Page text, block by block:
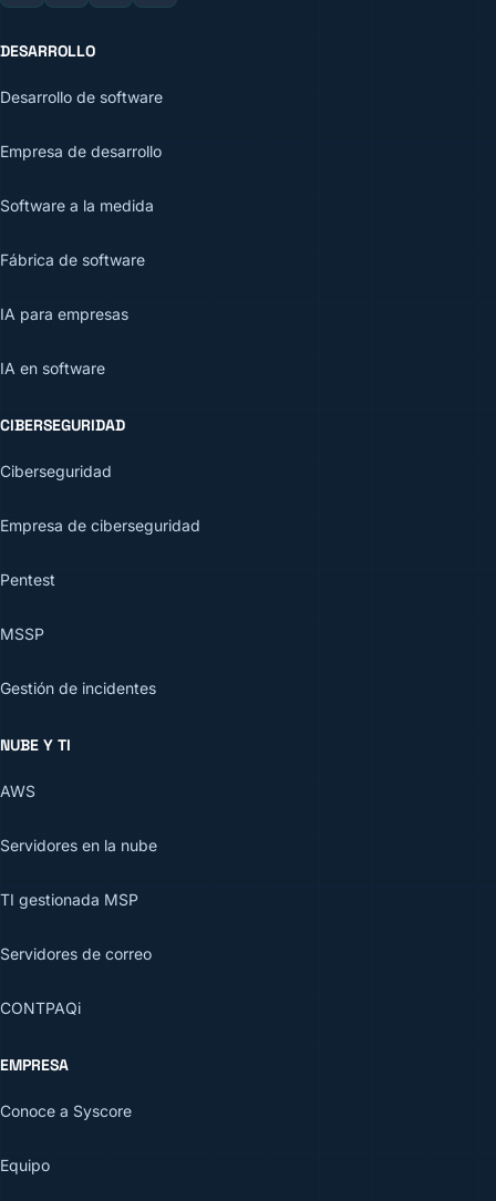
DESARROLLO
Desarrollo de software
Empresa de desarrollo
Software a la medida
Fábrica de software
IA para empresas
IA en software
CIBERSEGURIDAD
Ciberseguridad
Empresa de ciberseguridad
Pentest
MSSP
Gestión de incidentes
NUBE Y TI
AWS
Servidores en la nube
TI gestionada MSP
Servidores de correo
CONTPAQi
EMPRESA
Conoce a Syscore
Equipo